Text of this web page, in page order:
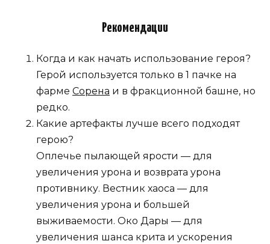
Рекомендации
Когда и как начать использование героя?
Герой используется только в 1 пачке на
фарме Сорена и в фракционной башне, но
редко.
Какие артефакты лучше всего подходят
герою?
Оплечье пылающей ярости — для
увеличения урона и возврата урона
противнику. Вестник хаоса — для
увеличения урона и большей
выживаемости. Око Дары — для
увеличения шанса крита и ускорения